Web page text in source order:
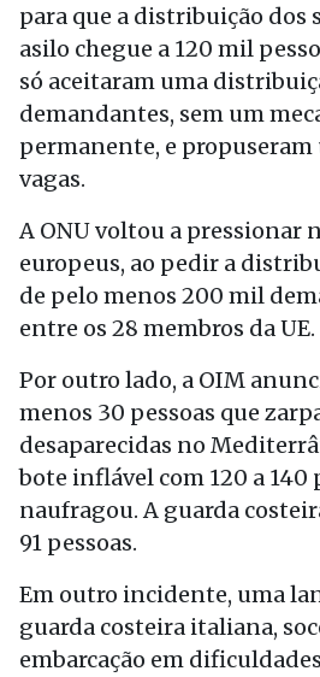
para que a distribuição dos
asilo chegue a 120 mil
só aceitaram uma
demandantes, sem um
permanente, e
vagas.
A ONU voltou a pressionar
europeus, ao pedir a
de pelo menos 200 mil
entre os 28 membros da UE.
Por outro lado, a OIM
menos 30 pessoas que
desaparecidas no
bote inflável com 120 a 140
naufragou. A guarda
91 pessoas.
Em outro incidente, uma
guarda costeira italiana,
embarcação em